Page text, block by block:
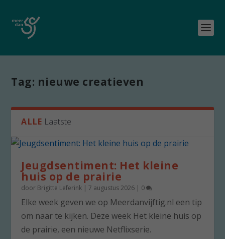
Tag: nieuwe creatieven
ALLE Laatste
Jeugdsentiment: Het kleine
huis op de prairie
door Brigitte Leferink |7 augustus 2026 | 0
Elke week geven we op Meerdanvijftig.nl een tip
om naar te kijken. Deze week Het kleine huis op
de prairie, een nieuwe Netflixserie.